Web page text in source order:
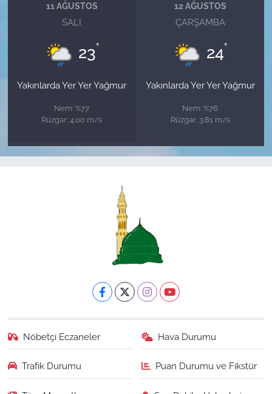
11 AĞUSTOS
SALI
23°
Yakınlarda Yer Yer Yağmur
Nem: %77
Rüzgar: 4.00 m/s
12 AĞUSTOS
ÇARŞAMBA
24°
Yakınlarda Yer Yer Yağmur
Nem: %76
Rüzgar: 3.81 m/s
Nöbetçi Eczaneler Hava Durumu
Trafik Durumu Puan Durumu ve Fikstür